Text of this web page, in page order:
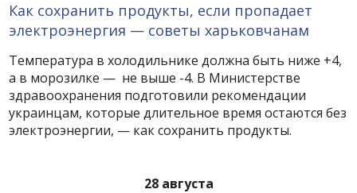
Как сохранить продукты, если пропадает
электроэнергия — советы харьковчанам
Температура в холодильнике должна быть ниже +4,
а в морозилке — не выше -4. В Министерстве
здравоохранения подготовили рекомендации
украинцам, которые длительное время остаются без
электроэнергии, — как сохранить продукты.
28 августа